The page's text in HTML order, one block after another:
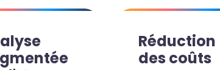
Réduction
des coûts